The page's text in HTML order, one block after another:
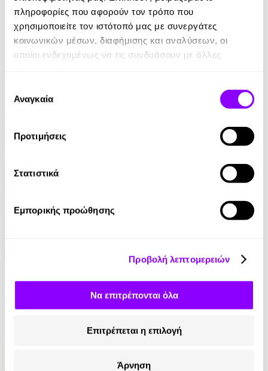
πληροφορίες που αφορούν τον τρόπο που
χρησιμοποιείτε τον ιστότοπό μας με συνεργάτες
κοινωνικών μέσων, διαφήμισης και αναλύσεων, οι
οποίοι ενδεχομένως να τις συνδυάσουν με άλλες
των υπηρεσιών τους.
συγκατάθεσης
Αναγκαία
Προτιμήσεις
Στατιστικά
Εμπορικής προώθησης
Προβολή λεπτομερειών
Να επιτρέπονται όλα
Επιτρέπεται η επιλογή
Άρνηση
Yael Van Der Wouden
Ο Τελευταίος των Μοϊκανών